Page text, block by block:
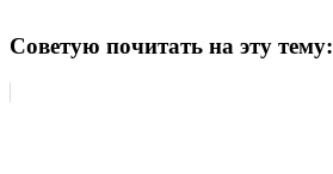
Советую почитать на эту тему: